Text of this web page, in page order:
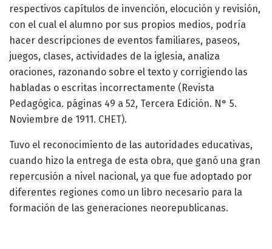
respectivos capítulos de invención, elocución y revisión,
con el cual el alumno por sus propios medios, podría
hacer descripciones de eventos familiares, paseos,
juegos, clases, actividades de la iglesia, analiza
oraciones, razonando sobre el texto y corrigiendo las
habladas o escritas incorrectamente (Revista
Pedagógica. páginas 49 a 52, Tercera Edición. N° 5.
Noviembre de 1911. CHET).
Tuvo el reconocimiento de las autoridades educativas,
cuando hizo la entrega de esta obra, que ganó una gran
repercusión a nivel nacional, ya que fue adoptado por
diferentes regiones como un libro necesario para la
formación de las generaciones neorepublicanas.